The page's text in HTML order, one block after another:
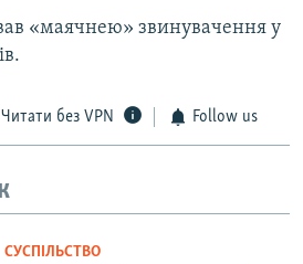
«маячнею» звинувачення у
Читати без VPN Follow us
СУСПІЛЬСТВО